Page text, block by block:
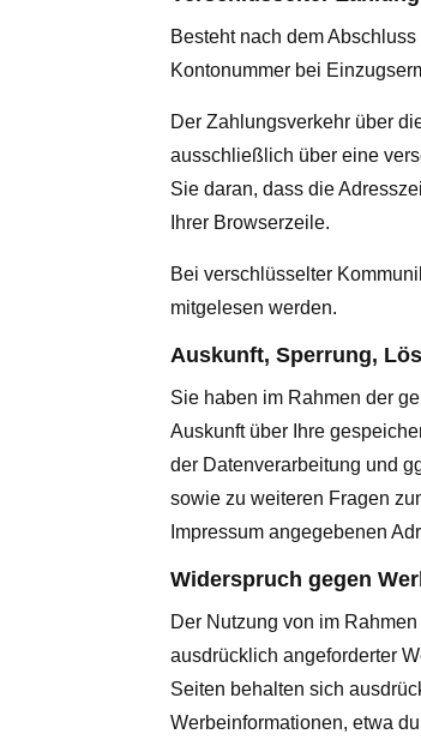
Besteht nach dem
Kontonummer bei
Der Zahlungsverkehr über
ausschließlich über eine
Sie daran, dass die
Ihrer Browserzeile.
Bei verschlüsselter
mitgelesen werden.
Auskunft, Sperrung,
Sie haben im Rahmen der
Auskunft über Ihre
der Datenverarbeitung und
sowie zu weiteren Fragen
Impressum angegebenen
Widerspruch gegen
Der Nutzung von im
ausdrücklich angeforderter
Seiten behalten sich
Werbeinformationen, etwa